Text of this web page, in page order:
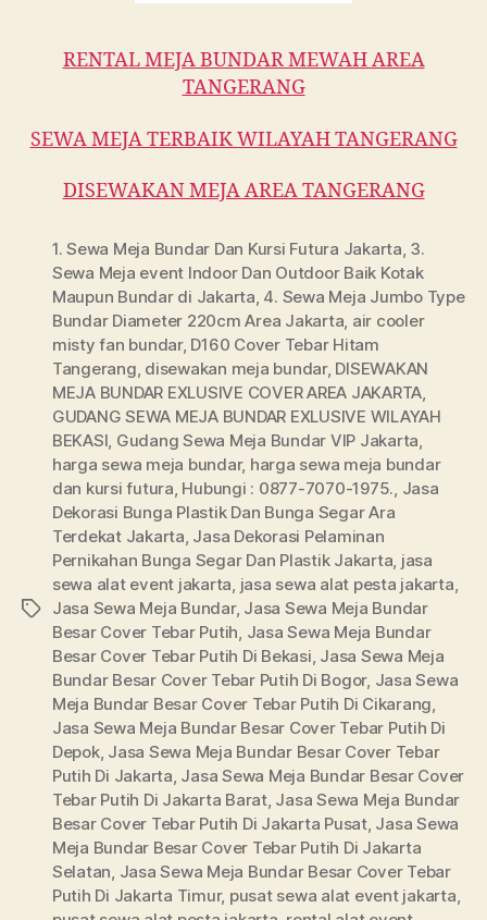
RENTAL MEJA BUNDAR MEWAH AREA
TANGERANG
SEWA MEJA TERBAIK WILAYAH TANGERANG
DISEWAKAN MEJA AREA TANGERANG
Tags
1. Sewa Meja Bundar Dan Kursi Futura Jakarta, 3.
Sewa Meja event Indoor Dan Outdoor Baik Kotak
Maupun Bundar di Jakarta, 4. Sewa Meja Jumbo Type
Bundar Diameter 220cm Area Jakarta, air cooler
misty fan bundar, D160 Cover Tebar Hitam
Tangerang, disewakan meja bundar, DISEWAKAN
MEJA BUNDAR EXLUSIVE COVER AREA JAKARTA,
GUDANG SEWA MEJA BUNDAR EXLUSIVE WILAYAH
BEKASI, Gudang Sewa Meja Bundar VIP Jakarta,
harga sewa meja bundar, harga sewa meja bundar
dan kursi futura, Hubungi : 0877-7070-1975., Jasa
Dekorasi Bunga Plastik Dan Bunga Segar Ara
Terdekat Jakarta, Jasa Dekorasi Pelaminan
Pernikahan Bunga Segar Dan Plastik Jakarta, jasa
sewa alat event jakarta, jasa sewa alat pesta jakarta,
Jasa Sewa Meja Bundar, Jasa Sewa Meja Bundar
Besar Cover Tebar Putih, Jasa Sewa Meja Bundar
Besar Cover Tebar Putih Di Bekasi, Jasa Sewa Meja
Bundar Besar Cover Tebar Putih Di Bogor, Jasa Sewa
Meja Bundar Besar Cover Tebar Putih Di Cikarang,
Jasa Sewa Meja Bundar Besar Cover Tebar Putih Di
Depok, Jasa Sewa Meja Bundar Besar Cover Tebar
Putih Di Jakarta, Jasa Sewa Meja Bundar Besar Cover
Tebar Putih Di Jakarta Barat, Jasa Sewa Meja Bundar
Besar Cover Tebar Putih Di Jakarta Pusat, Jasa Sewa
Meja Bundar Besar Cover Tebar Putih Di Jakarta
Selatan, Jasa Sewa Meja Bundar Besar Cover Tebar
Putih Di Jakarta Timur, pusat sewa alat event jakarta,